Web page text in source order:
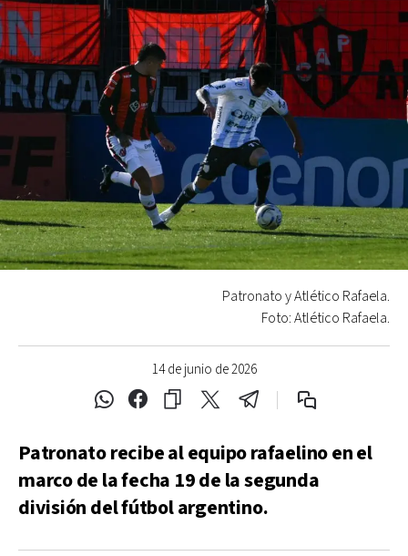
14 de junio de 2026
Patronato y Atlético Rafaela.
Foto: Atlético Rafaela.
Patronato recibe al equipo rafaelino en el
marco de la fecha 19 de la segunda
división del fútbol argentino.